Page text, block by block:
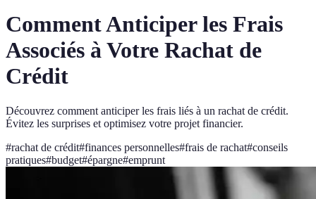
Comment Anticiper les Frais
Associés à Votre Rachat de
Crédit
Découvrez comment anticiper les frais liés à un rachat de crédit.
Évitez les surprises et optimisez votre projet financier.
#rachat de crédit#finances personnelles#frais de rachat#conseils
pratiques#budget#épargne#emprunt